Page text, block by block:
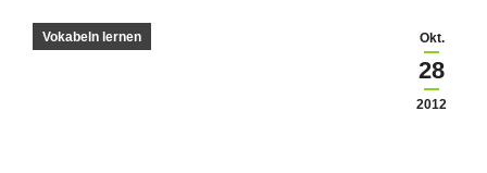
Okt.
28
2012
Vokabeln lernen